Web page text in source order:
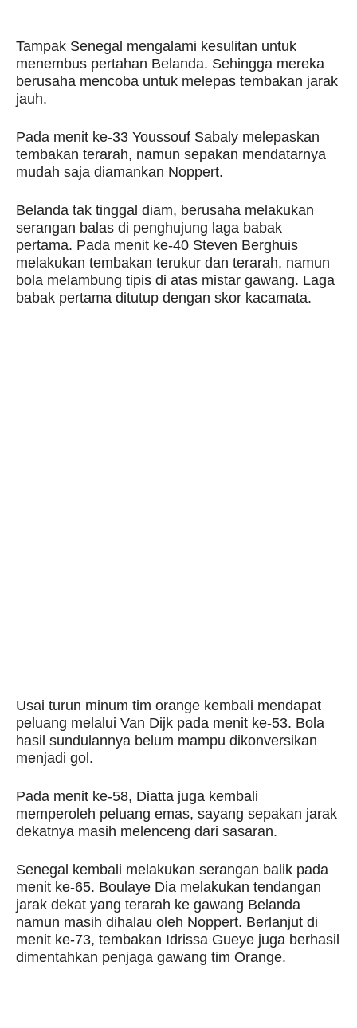
Tampak Senegal mengalami kesulitan untuk
menembus pertahan Belanda. Sehingga mereka
berusaha mencoba untuk melepas tembakan jarak
jauh.
Pada menit ke-33 Youssouf Sabaly melepaskan
tembakan terarah, namun sepakan mendatarnya
mudah saja diamankan Noppert.
Belanda tak tinggal diam, berusaha melakukan
serangan balas di penghujung laga babak
pertama. Pada menit ke-40 Steven Berghuis
melakukan tembakan terukur dan terarah, namun
bola melambung tipis di atas mistar gawang. Laga
babak pertama ditutup dengan skor kacamata.
Usai turun minum tim orange kembali mendapat
peluang melalui Van Dijk pada menit ke-53. Bola
hasil sundulannya belum mampu dikonversikan
menjadi gol.
Pada menit ke-58, Diatta juga kembali
memperoleh peluang emas, sayang sepakan jarak
dekatnya masih melenceng dari sasaran.
Senegal kembali melakukan serangan balik pada
menit ke-65. Boulaye Dia melakukan tendangan
jarak dekat yang terarah ke gawang Belanda
namun masih dihalau oleh Noppert. Berlanjut di
menit ke-73, tembakan Idrissa Gueye juga berhasil
dimentahkan penjaga gawang tim Orange.